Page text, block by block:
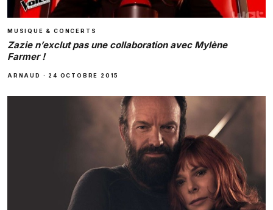
MUSIQUE & CONCERTS
Zazie n’exclut pas une collaboration avec Mylène
Farmer !
ARNAUD · 24 OCTOBRE 2015